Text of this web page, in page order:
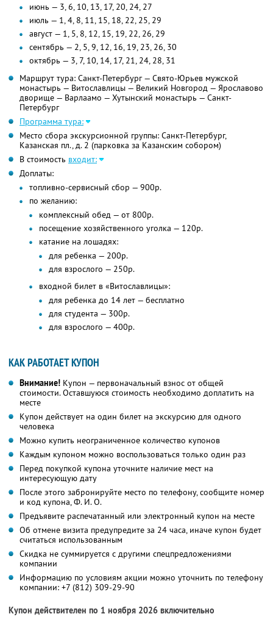
июнь — 3, 6, 10, 13, 17, 20, 24, 27
июль — 1, 4, 8, 11, 15, 18, 22, 25, 29
август — 1, 5, 8, 12, 15, 19, 22, 26, 29
сентябрь — 2, 5, 9, 12, 16, 19, 23, 26, 30
октябрь — 3, 7, 10, 14, 17, 21, 24, 28, 31
Маршрут тура: Санкт-Петербург — Свято-Юрьев мужской
монастырь — Витославлицы — Великий Новгород — Ярославово
дворище — Варлаамо — Хутынский монастырь — Санкт-
Петербург
Программа тура:
Место сбора экскурсионной группы: Санкт-Петербург,
Казанская пл., д. 2 (парковка за Казанским собором)
В стоимость входит:
Доплаты:
топливно-сервисный сбор — 900р.
по желанию:
комплексный обед — от 800р.
посещение хозяйственного уголка — 120р.
катание на лошадях:
для ребенка — 200р.
для взрослого — 250р.
входной билет в «Витославлицы»:
для ребенка до 14 лет — бесплатно
для студента — 300р.
для взрослого — 400р.
КАК РАБОТАЕТ КУПОН
Внимание! Купон — первоначальный взнос от общей
стоимости. Оставшуюся стоимость необходимо доплатить на
месте
Купон действует на один билет на экскурсию для одного
человека
Можно купить неограниченное количество купонов
Каждым купоном можно воспользоваться только один раз
Перед покупкой купона уточните наличие мест на
интересующую дату
После этого забронируйте место по телефону, сообщите номер
и код купона,Ф. И. О.
Предъявите распечатанный или электронный купон на месте
Об отмене визита предупредите за 24 часа, иначе купон будет
считаться использованным
Скидка не суммируется с другими спецпредложениями
компании
Информацию по условиям акции можно уточнить по телефону
компании: +7 (812) 309-29-90
Купон действителен по 1 ноября 2026 включительно